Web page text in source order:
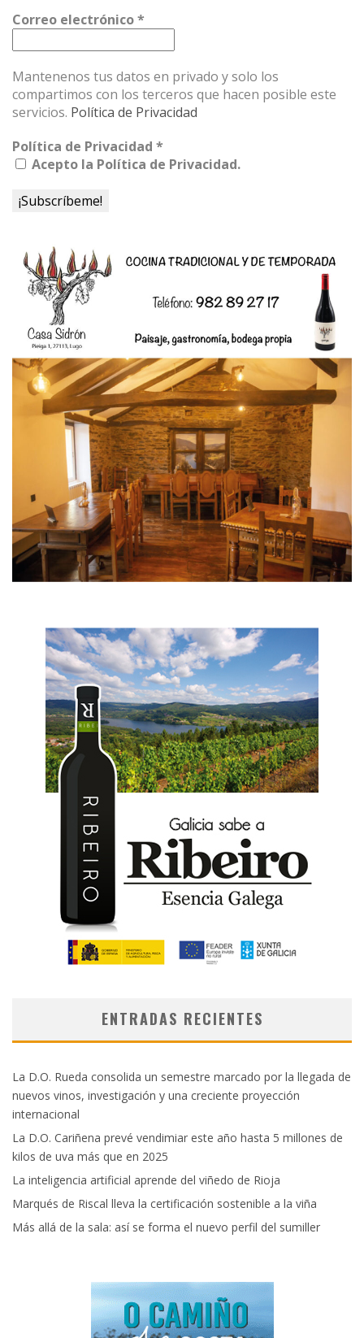
Correo electrónico*
Mantenenos tus datos en privado y solo los
compartimos con los terceros que hacen posible este
servicios. Política de Privacidad
Política de Privacidad *
Acepto la Política de Privacidad.
ENTRADAS RECIENTES
La D.O. Rueda consolida un semestre marcado por la llegada de
nuevos vinos, investigación y una creciente proyección
internacional
La D.O. Cariñena prevé vendimiar este año hasta 5 millones de
kilos de uva más que en 2025
La inteligencia artificial aprende del viñedo de Rioja
Marqués de Riscal lleva la certificación sostenible a la viña
Más allá de la sala: así se forma el nuevo perfil del sumiller